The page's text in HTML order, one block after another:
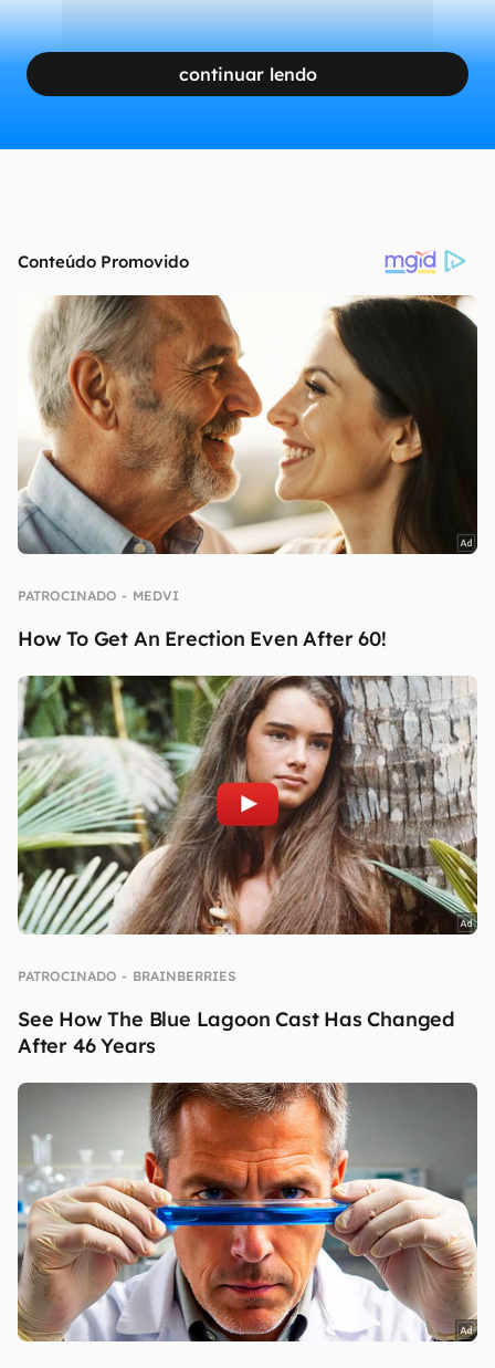
continuar lendo